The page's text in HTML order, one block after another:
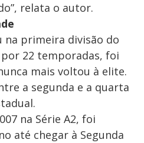
relata o autor.
na primeira divisão do
22 temporadas, foi
mais voltou à elite.
a segunda e a quarta
na Série A2, foi
até chegar à Segunda